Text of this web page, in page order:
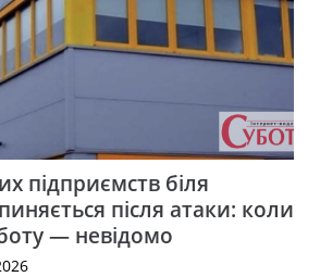
підприємств біля
після атаки: коли
— невідомо